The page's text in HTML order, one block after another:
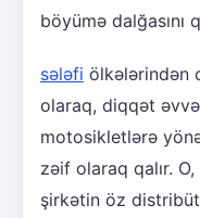
böyümə dalğasını
sələfi ölkələrindən
olaraq, diqqət
motosikletlərə
zəif olaraq qalır.
şirkətin öz